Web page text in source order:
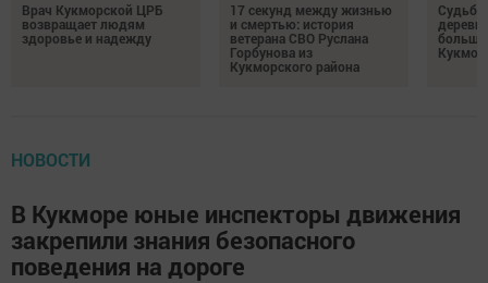
Врач Кукморской ЦРБ
возвращает людям
здоровье и надежду
17 секунд между жизнью
и смертью: история
ветерана СВО Руслана
Горбунова из
Кукморского района
Судьба
НОВОСТИ
В Кукморе юные инспекторы движения
закрепили знания безопасного
поведения на дороге